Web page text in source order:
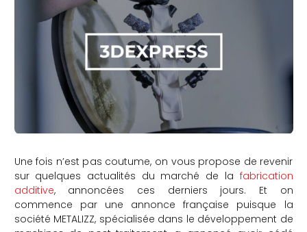
Une fois n’est pas coutume, on vous propose de revenir
sur quelques actualités du marché de la fabrication
additive, annoncées ces derniers jours. Et on
commence par une annonce française puisque la
société METALIZZ, spécialisée dans le développement de